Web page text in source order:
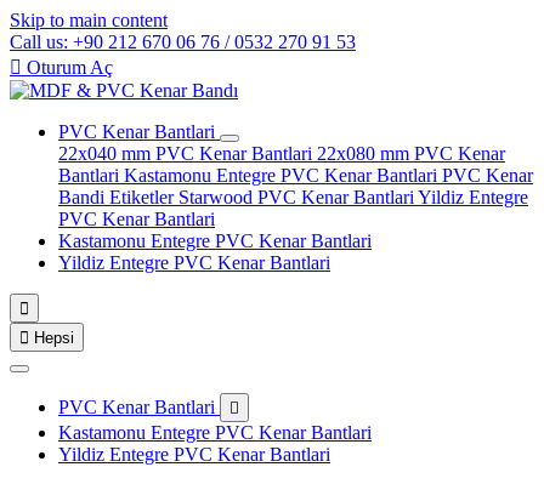
Skip to main content
Call us: +90 212 670 06 76 / 0532 270 91 53
 Oturum Aç
PVC Kenar Bantlari
22x040 mm PVC Kenar Bantlari 22x080 mm PVC Kenar
Bantlari Kastamonu Entegre PVC Kenar Bantlari PVC Kenar
Bandi Etiketler Starwood PVC Kenar Bantlari Yildiz Entegre
PVC Kenar Bantlari
Kastamonu Entegre PVC Kenar Bantlari
Yildiz Entegre PVC Kenar Bantlari

 Hepsi
PVC Kenar Bantlari 
Kastamonu Entegre PVC Kenar Bantlari
Yildiz Entegre PVC Kenar Bantlari